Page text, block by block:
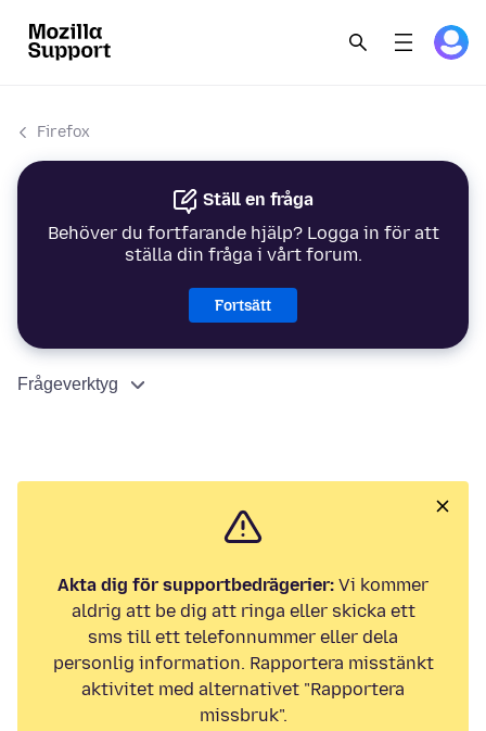
Firefox
Ställ en fråga
Behöver du fortfarande hjälp? Logga in för att
ställa din fråga i vårt forum.
Fortsätt
Frågeverktyg
Akta dig för supportbedrägerier: Vi kommer
aldrig att be dig att ringa eller skicka ett
sms till ett telefonnummer eller dela
personlig information. Rapportera misstänkt
aktivitet med alternativet "Rapportera
missbruk".